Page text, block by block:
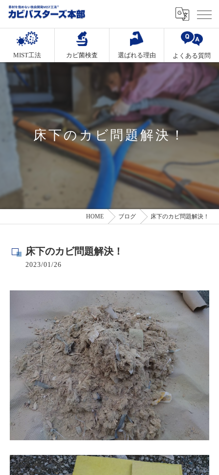
MIST工法 カビ菌検査 選ばれる理由 よくある質問
床下のカビ問題解決！
HOME ブログ 床下のカビ問題解決！
床下のカビ問題解決！
2023/01/26